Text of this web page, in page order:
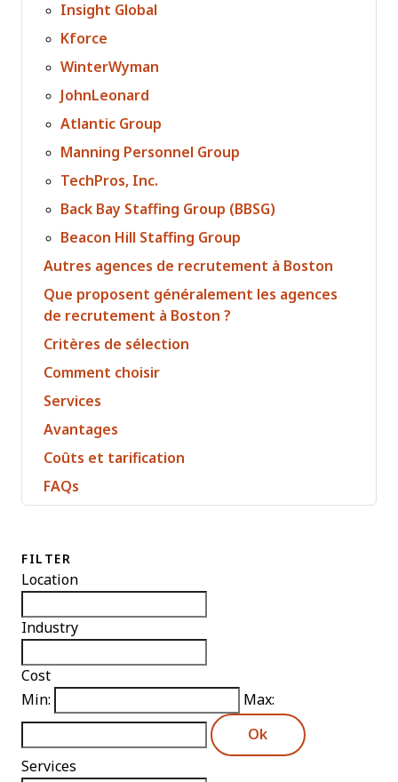
Insight Global
Kforce
WinterWyman
JohnLeonard
Atlantic Group
Manning Personnel Group
TechPros, Inc.
Back Bay Staffing Group (BBSG)
Beacon Hill Staffing Group
Autres agences de recrutement à Boston
Que proposent généralement les agences
de recrutement à Boston ?
Critères de sélection
Comment choisir
Services
Avantages
Coûts et tarification
FAQs
FILTER
Location
Industry
Cost
Min:
Max:
Ok
Services